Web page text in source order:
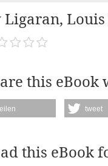
Ligaran,
this
tweet
this eBook